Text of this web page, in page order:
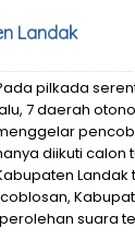
Landak
pilkada
7 daerah
diikuti calon
Landak
suara